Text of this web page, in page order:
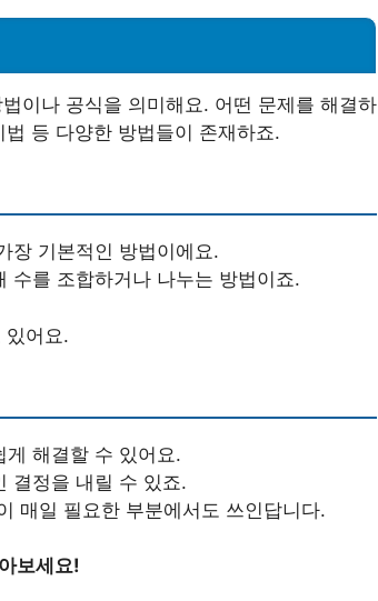
이나 공식을 의미해요. 어떤 문제를 해결하
등 다양한 방법들이 존재하죠.
장 기본적인 방법이에요.
수를 조합하거나 나누는 방법이죠.
있어요.
해결할 수 있어요.
결정을 내릴 수 있죠.
매일 필요한 부분에서도 쓰인답니다.
보세요!